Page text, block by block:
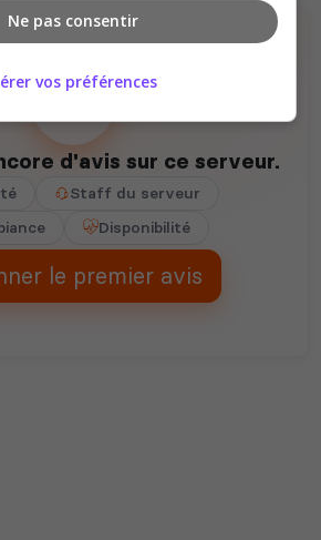
d'avis sur ce serveur.
Staff du serveur
Disponibilité
le premier avis
Ne pas consentir
vos préférences